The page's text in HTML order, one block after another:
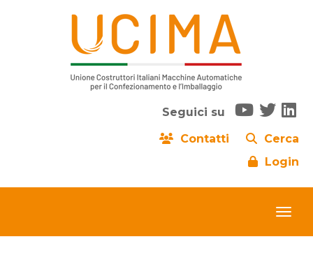
Seguici su
Contatti
Cerca
Login